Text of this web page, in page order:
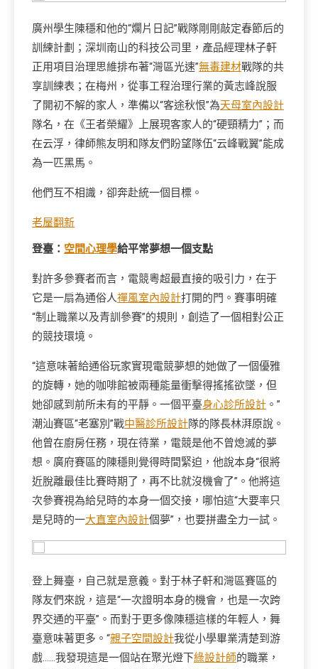
廣州學生陳穩和他的“爛片日記”戰隊剛剛敲定春節后的
訓練計劃；深圳南山的科技公司里，產品經理林子軒
正用項目治理思維排布著“灣區光速”無毒建材戰隊的共
享訓練表；在梅州，從事工程治理行業的黃志峰說服
了開初不解的家人，準備以“客途秋恨”為天母室內設計
隊名，在《王者榮耀》上展現客家人的“硬頸精力”；而
在云浮，律師熊友明和隊友們盼望隊伍“云峰戰翼”能成
為一匹黑馬。
他們互不相識，卻奔赴統一個目標。
老屋翻新
登臺： 空間心理學給平常夢想一個支點
對許多參賽者而言，電競粵超最直接的吸引力，在于
它是一扇為通俗人禪風室內設計打開的門。賽事明確
“制止職業以及青訓參賽”的規則，創造了一個相對公正
的競技環境。
“這意味著給通俗玩家實現電競夢想的她做了一個優雅
的旋轉，她的咖啡館被兩種能量衝擊得搖搖欲墜，但
她卻感到前所未有的平靜。一個平臺身心診所設計 。”
潮汕賽區“老塞別”戰中醫診所設計隊的隊長林湃原說。
他曾在廚房任務，現在待業，電競是他不曾熄滅的夢
想。廣府賽區的陳穩則覺得時間緊迫，他說本身“很將
近脫離最佳比賽時期了，再不比就沒機會了”。他將這
次參賽視為給兒時的本身一個交接，哪怕這“大要率只
是兒時的一大直室內設計個夢”，也要拼盡全力一試。
登上舞臺，自己就是意義。對于林子軒和灣區賽區的
隊友們來說，這是“一次證明本身的機會，也是一次跨
界交通的平臺”。而對于更多像陳穩這樣的年輕人，舞
臺意味著更多。“親子空間設計我從小學畢業清楚到游
戲……我發現這是一個站在聚光燈下綠設計師的職業，